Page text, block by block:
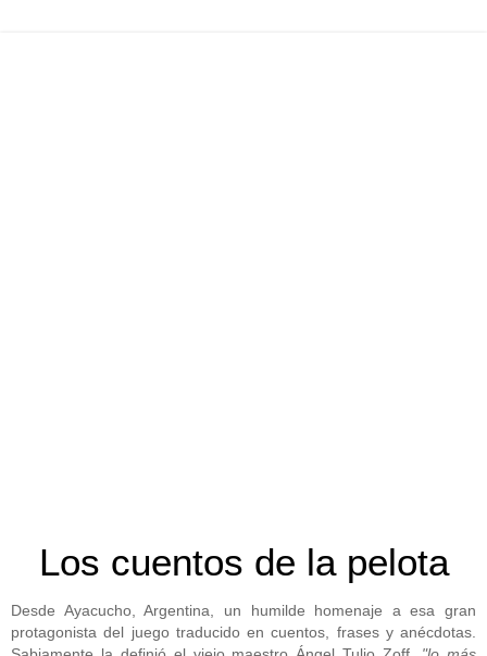
Los cuentos de la pelota
Desde Ayacucho, Argentina, un humilde homenaje a esa gran
protagonista del juego traducido en cuentos, frases y anécdotas.